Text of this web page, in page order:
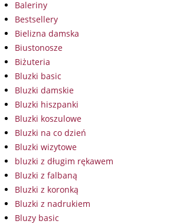
Baleriny
Bestsellery
Bielizna damska
Biustonosze
Biżuteria
Bluzki basic
Bluzki damskie
Bluzki hiszpanki
Bluzki koszulowe
Bluzki na co dzień
Bluzki wizytowe
bluzki z długim rękawem
Bluzki z falbaną
Bluzki z koronką
Bluzki z nadrukiem
Bluzy basic